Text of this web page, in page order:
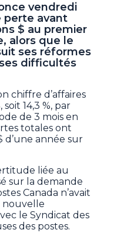
vendredi
perte avant
$ au premier
alors que le
ses réformes
difficultés
chiffre d’affaires
14,3 %, par
de 3 mois en
totales ont
d’une année sur
liée au
sur la demande
Canada n’avait
nouvelle
le Syndicat des
des postes.